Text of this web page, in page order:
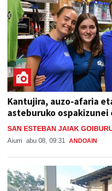
Kantujira, auzo-afaria
asteburuko ospakizunei
SAN ESTEBAN JAIAK
Aiurri abu 08, 09:31 ANDOAIN